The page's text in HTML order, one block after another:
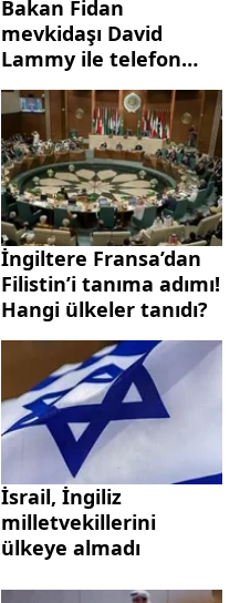
Bakan Fidan
mevkidaşı David
Lammy ile telefon
görüşmesi
gerçekleştirdi
İngiltere Fransa’dan
Filistin’i tanıma adımı!
Hangi ülkeler tanıdı?
İsrail, İngiliz
milletvekillerini
ülkeye almadı